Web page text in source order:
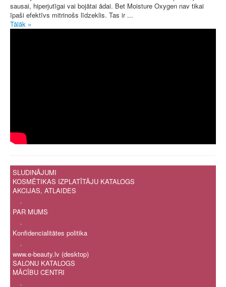
sausai, hiperjutīgai vai bojātai ādai. Bet Moisture Oxygen nav tikai
īpaši efektīvs mitrinošs līdzeklis. Tas ir ...
Tālāk »
SLUDINĀJUMI
KOSMĒTIKAS IZPLATĪTĀJU KATALOGS
AKCIJAS, ATLAIDES
.
PAR MUMS
.
Konfidencialitātes politika
.
www.e-beauty.lv (desktop)
SALONU KATALOGS
MĀCĪBU CENTRI
.